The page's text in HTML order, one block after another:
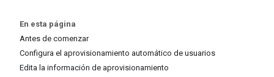
En esta página
Antes de comenzar
Configura el aprovisionamiento automático de usuarios
Edita la información de aprovisionamiento